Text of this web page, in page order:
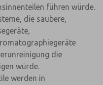
führen würde.
die saubere,
die
würde.
werden in